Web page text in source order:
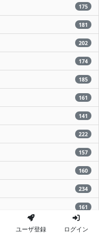
175
181
202
174
185
161
141
222
157
160
234
161
ユーザ登録 ログイン